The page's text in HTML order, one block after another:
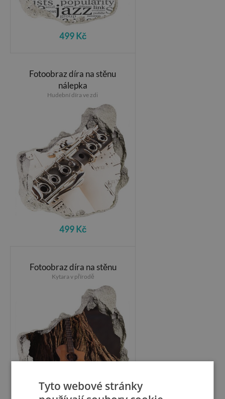
499 Kč
Fotoobraz díra na stěnu
nálepka
Hudební díra ve zdi
499 Kč
Fotoobraz díra na stěnu
Kytara v přírodě
Tyto webové stránky